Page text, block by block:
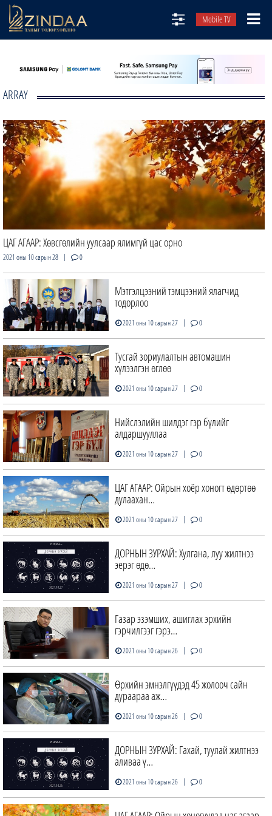
Mobile TV
ТВ8
ӨГЛӨӨНИЙ СОНИН
АУДИО ЗОХИОЛ
ЗИНДАА СЭТГҮҮЛ
ARRAY
ЦАГ АГААР: Хөвсгөлийн уулсаар ялимгүй цас орно
2021 оны 10 сарын 28 | 0
Мэтгэлцээний тэмцээний ялагчид
тодорлоо
2021 оны 10 сарын 27 | 0
Тусгай зориулалтын автомашин
хүлээлгэн өглөө
2021 оны 10 сарын 27 | 0
Нийслэлийн шилдэг гэр бүлийг
алдаршууллаа
2021 оны 10 сарын 27 | 0
ЦАГ АГААР: Ойрын хоёр хоногт өдөртөө
дулаахан…
2021 оны 10 сарын 27 | 0
ДОРНЫН ЗУРХАЙ: Хулгана, луу жилтнээ
эерэг өдө…
2021 оны 10 сарын 27 | 0
Газар эзэмших, ашиглах эрхийн
гэрчилгээг гэрэ…
2021 оны 10 сарын 26 | 0
Өрхийн эмнэлгүүдэд 45 жолооч сайн
дураараа аж…
2021 оны 10 сарын 26 | 0
ДОРНЫН ЗУРХАЙ: Гахай, туулай жилтнээ
аливаа ү…
2021 оны 10 сарын 26 | 0